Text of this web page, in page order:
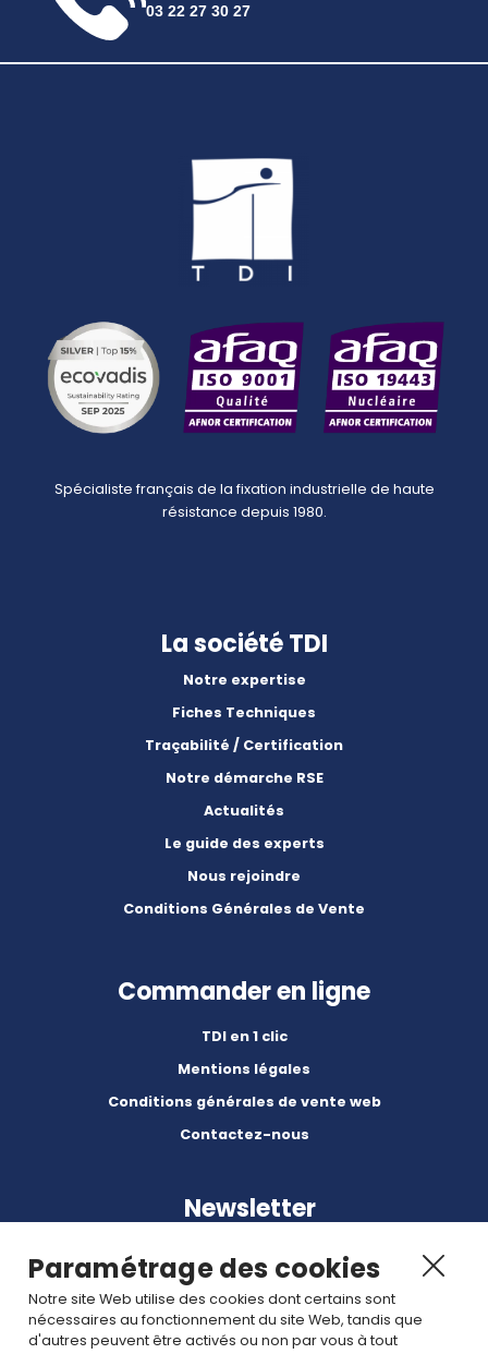
03 22 27 30 27
Spécialiste français de la fixation industrielle de haute
résistance depuis 1980.
La société TDI
Notre expertise
Fiches Techniques
Traçabilité / Certification
Notre démarche RSE
Actualités
Le guide des experts
Nous rejoindre
Conditions Générales de Vente
Commander en ligne
TDI en 1 clic
Mentions légales
Conditions générales de vente web
Contactez-nous
Newsletter
Abonnez-vous à nos dernières nouvelles et articles.
Paramétrage des cookies
Notre site Web utilise des cookies dont certains sont
nécessaires au fonctionnement du site Web, tandis que
d'autres peuvent être activés ou non par vous à tout